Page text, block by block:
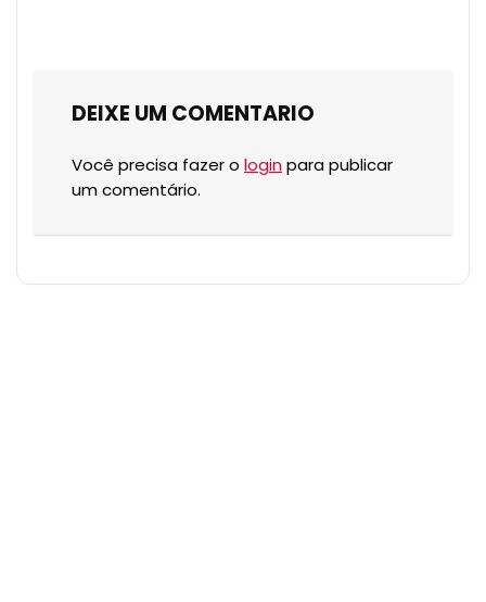
DEIXE UM COMENTARIO
Você precisa fazer o login para publicar
um comentário.